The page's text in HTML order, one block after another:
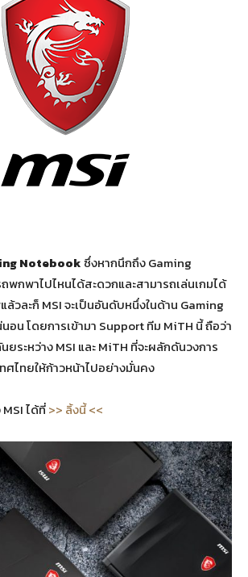
Notebook ซึ่งหากนึกถึง Gaming
พกพาไปไหนได้สะดวกและสามารถเล่นเกมได้
วละก็ MSI จะเป็นอันดับหนึ่งในด้าน Gaming
อน โดยการเข้ามา Support ทีม MiTH นี้ ถือว่า
ยระหว่าง MSI และ MiTH ที่จะผลักดันวงการ
ศไทยให้ก้าวหน้าไปอย่างมั่นคง
ได้ที่>> ลิ้งนี้ <<